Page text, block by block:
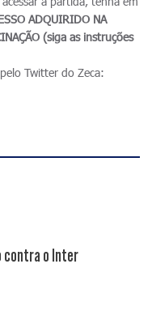
ADQUIRIDO NA
(siga as instruções
Twitter do Zeca:
contra o Inter